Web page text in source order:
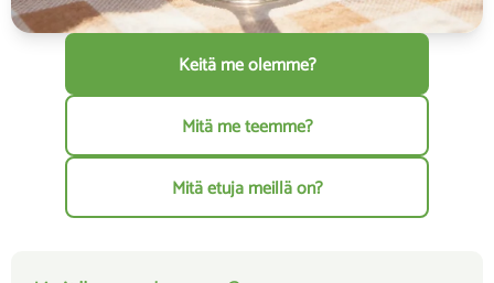
Keitä me olemme?
Mitä me teemme?
Mitä etuja meillä on?